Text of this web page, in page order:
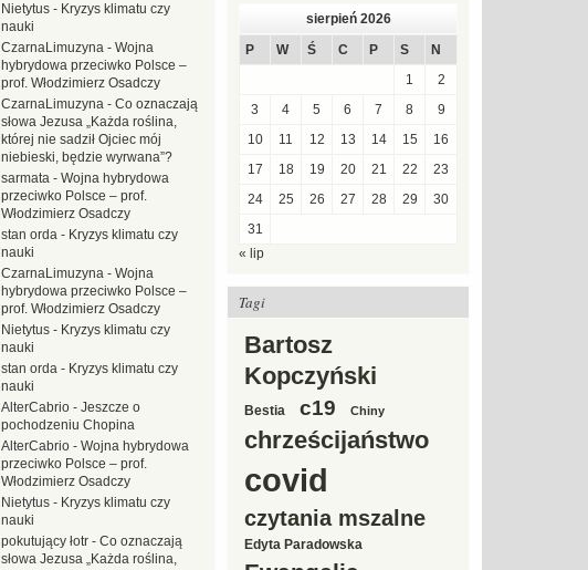
sierpień 2026
P
W Ś C P S
N
1
2
3
4 5 6 7 8
9
10
11 12 13 14 15
16
17
18 19 20 21 22
23
24
25 26 27 28 29
30
31
« lip
Tagi
Bartosz
Kopczyński
Bestia c19 Chiny
chrześcijaństwo
covid
czytania mszalne
Edyta Paradowska
Nietytus - Kryzys klimatu czy
nauki
CzarnaLimuzyna - Wojna
hybrydowa przeciwko Polsce –
prof. Włodzimierz Osadczy
CzarnaLimuzyna - Co oznaczają
słowa Jezusa „Każda roślina,
której nie sadził Ojciec mój
niebieski, będzie wyrwana”?
sarmata - Wojna hybrydowa
przeciwko Polsce – prof.
Włodzimierz Osadczy
stan orda - Kryzys klimatu czy
nauki
CzarnaLimuzyna - Wojna
hybrydowa przeciwko Polsce –
prof. Włodzimierz Osadczy
Nietytus - Kryzys klimatu czy
nauki
stan orda - Kryzys klimatu czy
nauki
AlterCabrio - Jeszcze o
pochodzeniu Chopina
AlterCabrio - Wojna hybrydowa
przeciwko Polsce – prof.
Włodzimierz Osadczy
Nietytus - Kryzys klimatu czy
nauki
pokutujący łotr - Co oznaczają
słowa Jezusa „Każda roślina,